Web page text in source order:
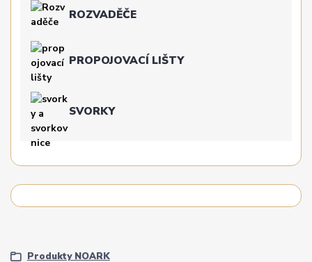
ROZVADĚČE
PROPOJOVACÍ LIŠTY
SVORKY
Produkty NOARK